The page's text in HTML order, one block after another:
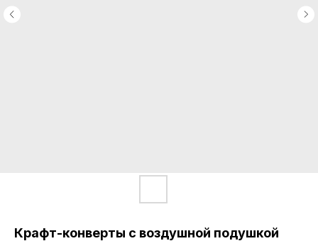
Крафт-конверты с воздушной подушкой